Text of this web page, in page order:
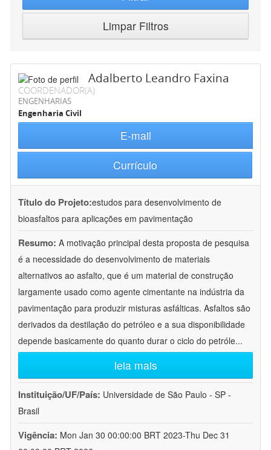
Limpar Filtros
Adalberto Leandro Faxina
COORDENADOR(A)
ENGENHARIAS
Engenharia Civil
E-mail
Currículo
Título do Projeto:estudos para desenvolvimento de
bioasfaltos para aplicações em pavimentação
Resumo: A motivação principal desta proposta de pesquisa
é a necessidade do desenvolvimento de materiais
alternativos ao asfalto, que é um material de construção
largamente usado como agente cimentante na indústria da
pavimentação para produzir misturas asfálticas. Asfaltos são
derivados da destilação do petróleo e a sua disponibilidade
depende basicamente do quanto durar o ciclo do petróle...
leia mais
Instituição/UF/País: Universidade de São Paulo - SP -
Brasil
Vigência: Mon Jan 30 00:00:00 BRT 2023-Thu Dec 31